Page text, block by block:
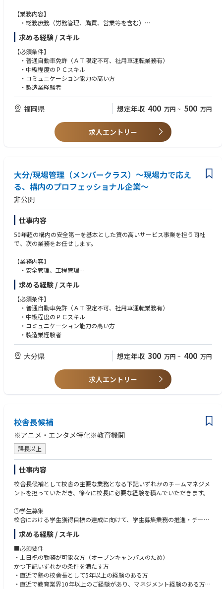
【業務内容】
・総務庶務（労務管理、購買、営業等を含む）
・売上予実管理
・管理業務以外の構内作業 等
求める経験 / スキル
【必須条件】
・普通自動車免許（ＡＴ限定不可、社用車運転業務有）
・中級程度のＰＣスキル
・コミュニケーション能力の高い方
・製造業経験者
福岡県 想定年収 400 万円 ~ 500 万円
求人エントリー
大分/現場管理（メンバークラス）～現場力で応え
る、構内のプロフェッショナル企業～
非公開
仕事内容
50年超の構内の安全第一を基本とした質の高いサービス事業を担う同社
で、次の業務をお任せします。
【業務内容】
・安全管理、工程管理
・現場作業員の安全衛生、労務管理、資料作成
・管理業務以外の構内作業 等
求める経験 / スキル
【必須条件】
・普通自動車免許（ＡＴ限定不可、社用車運転業務有）
・中級程度のＰＣスキル
・コミュニケーション能力の高い方
・製造業経験者
大分県 想定年収 300 万円 ~ 400 万円
求人エントリー
校舎長候補
※アニメ・エンタメ特化※教育機関
課長以上
仕事内容
校舎長候補として校舎の主要な業務となる下記いずれかのチームマネジメ
ントを担っていただき、徐々に校長に必要な経験を積んでいただきます。
①学生募集
校舎における学生獲得目標の達成に向けて、学生募集業務の推進・チーム
マネジメントを行います。
・入学相談、問い合わせ対応
学校案内などの資料請求をいただいた志願者に電話・SNS等でアポイン
トを取得。
お電話や校舎に来訪された志願者や保護者に向けた面談も行います。
・学校説明会・体験入学イベント企画・運営
「アニメアフレコ実習」や「作画体験」などのオープンキャンパスをメ
求める経験 / スキル
■必須要件
・土日祝の勤務が可能な方（オープンキャンパスのため）
かつ下記いずれかの条件を満たす方
・直近で塾の校舎長として5年以上の経験のある方
・直近で教育業界10年以上のご経験があり、マネジメント経験のある方